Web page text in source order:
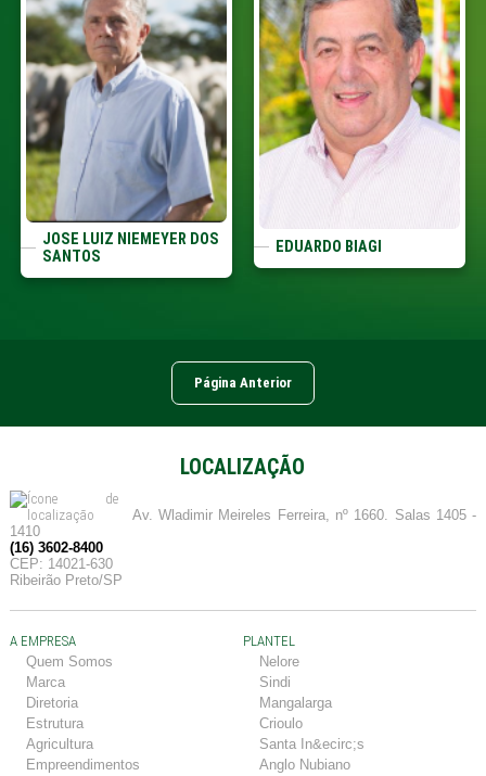
JOSE LUIZ NIEMEYER DOS
SANTOS
EDUARDO BIAGI
Página Anterior
LOCALIZAÇÃO
Av. Wladimir Meireles Ferreira, nº 1660. Salas 1405 -
1410
(16) 3602-8400
CEP: 14021-630
Ribeirão Preto/SP
A EMPRESA
Quem Somos
Marca
Diretoria
Estrutura
Agricultura
Empreendimentos
PLANTEL
Nelore
Sindi
Mangalarga
Crioulo
Santa In&ecirc;s
Anglo Nubiano